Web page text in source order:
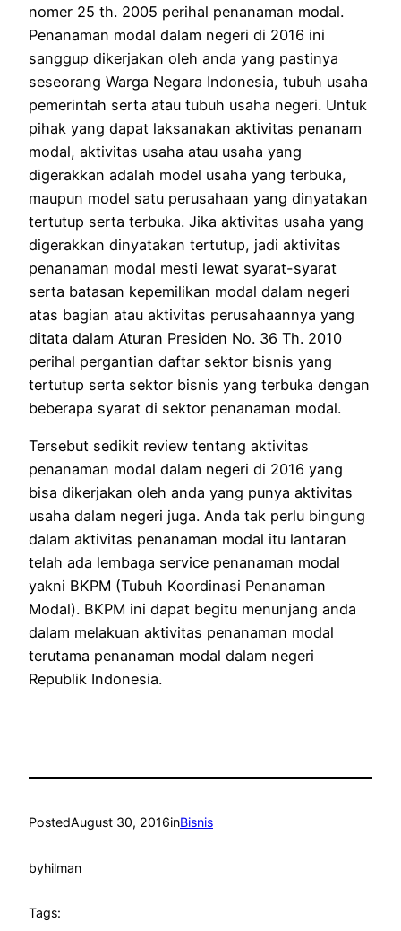
nomer 25 th. 2005 perihal penanaman modal.
Penanaman modal dalam negeri di 2016 ini
sanggup dikerjakan oleh anda yang pastinya
seseorang Warga Negara Indonesia, tubuh usaha
pemerintah serta atau tubuh usaha negeri. Untuk
pihak yang dapat laksanakan aktivitas penanam
modal, aktivitas usaha atau usaha yang
digerakkan adalah model usaha yang terbuka,
maupun model satu perusahaan yang dinyatakan
tertutup serta terbuka. Jika aktivitas usaha yang
digerakkan dinyatakan tertutup, jadi aktivitas
penanaman modal mesti lewat syarat-syarat
serta batasan kepemilikan modal dalam negeri
atas bagian atau aktivitas perusahaannya yang
ditata dalam Aturan Presiden No. 36 Th. 2010
perihal pergantian daftar sektor bisnis yang
tertutup serta sektor bisnis yang terbuka dengan
beberapa syarat di sektor penanaman modal.
Tersebut sedikit review tentang aktivitas
penanaman modal dalam negeri di 2016 yang
bisa dikerjakan oleh anda yang punya aktivitas
usaha dalam negeri juga. Anda tak perlu bingung
dalam aktivitas penanaman modal itu lantaran
telah ada lembaga service penanaman modal
yakni BKPM (Tubuh Koordinasi Penanaman
Modal). BKPM ini dapat begitu menunjang anda
dalam melakuan aktivitas penanaman modal
terutama penanaman modal dalam negeri
Republik Indonesia.
PostedAugust 30, 2016inBisnis
byhilman
Tags: